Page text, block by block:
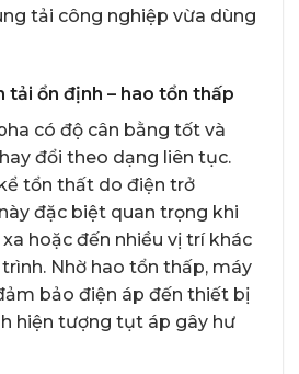
tải công nghiệp vừa dùng
tải ổn định – hao tổn thấp
có độ cân bằng tốt và
đổi theo dạng liên tục.
tổn thất do điện trở
đặc biệt quan trọng khi
hoặc đến nhiều vị trí khác
Nhờ hao tổn thấp, máy
bảo điện áp đến thiết bị
hiện tượng tụt áp gây hư